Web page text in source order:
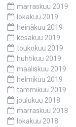
marraskuu 2019
lokakuu 2019
heinäkuu 2019
kesäkuu 2019
toukokuu 2019
huhtikuu 2019
maaliskuu 2019
helmikuu 2019
tammikuu 2019
joulukuu 2018
marraskuu 2018
lokakuu 2018